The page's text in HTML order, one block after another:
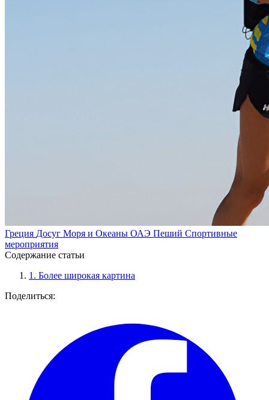
Греция Досуг Моря и Океаны ОАЭ Пеший Спортивные
мероприятия
Содержание статьи
1. Более широкая картина
Поделиться: